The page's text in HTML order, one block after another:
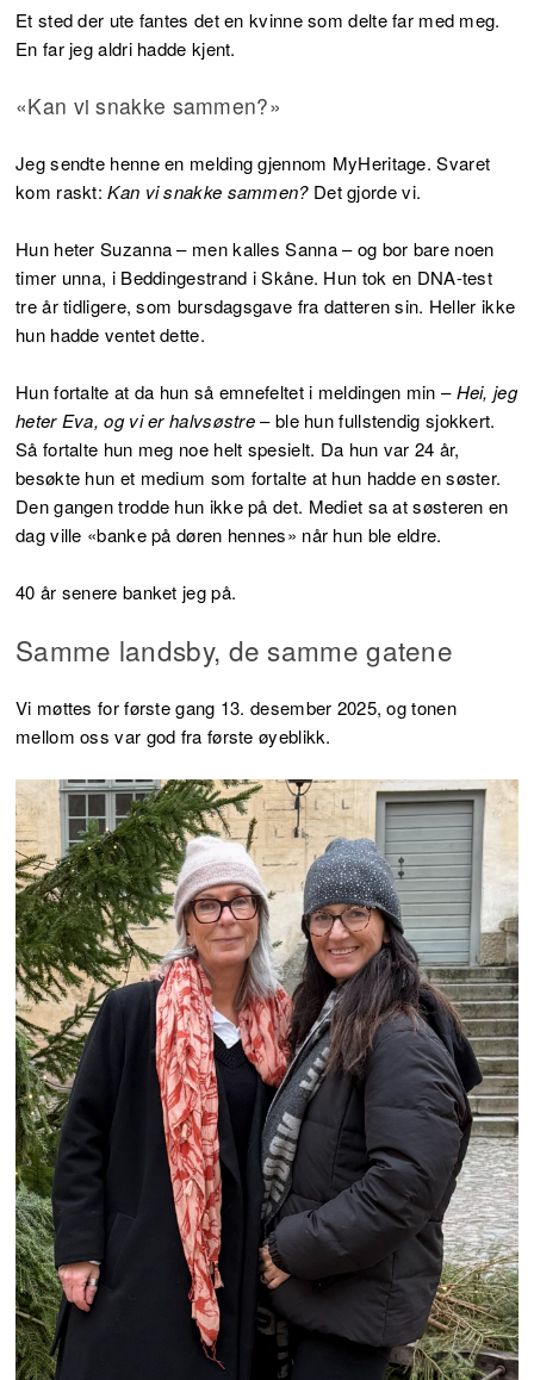
Et sted der ute fantes det en kvinne som delte far med meg.
En far jeg aldri hadde kjent.
«Kan vi snakke sammen?»
Jeg sendte henne en melding gjennom MyHeritage. Svaret
kom raskt:Kan vi snakke sammen?Det gjorde vi.
Hun heter Suzanna – men kalles Sanna – og bor bare noen
timer unna, i Beddingestrand i Skåne. Hun tok en DNA-test
tre år tidligere, som bursdagsgave fra datteren sin. Heller ikke
hun hadde ventet dette.
Hun fortalte at da hun så emnefeltet i meldingen min –Hei, jeg
heter Eva, og vi er halvsøstre– ble hun fullstendig sjokkert.
Så fortalte hun meg noe helt spesielt. Da hun var 24 år,
besøkte hun et medium som fortalte at hun hadde en søster.
Den gangen trodde hun ikke på det. Mediet sa at søsteren en
dag ville «banke på døren hennes» når hun ble eldre.
40 år senere banket jeg på.
Samme landsby, de samme gatene
Vi møttes for første gang 13. desember 2025, og tonen
mellom oss var god fra første øyeblikk.